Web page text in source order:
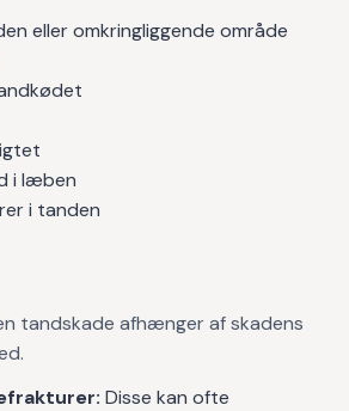
eller omkringliggende område
i læben
i tanden
tandskade afhænger af skadens
Disse kan ofte